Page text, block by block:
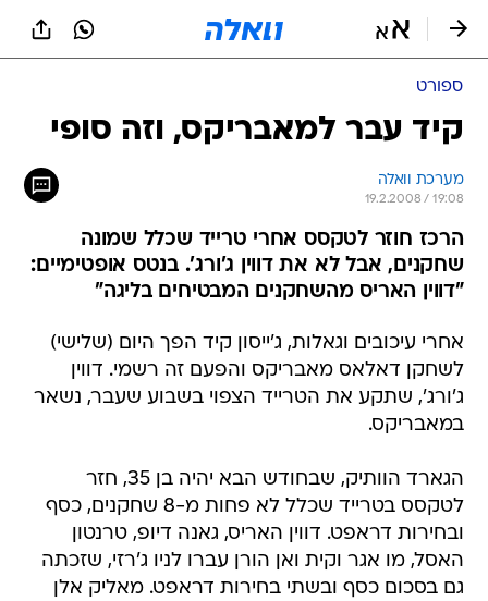
ספורט
קיד עבר למאבריקס, וזה סופי
מערכת וואלה
19.2.2008 / 19:08
הרכז חוזר לטקסס אחרי טרייד שכלל שמונה
שחקנים, אבל לא את דווין ג'ורג'. בנטס אופטימיים:
"דווין האריס מהשחקנים המבטיחים בליגה"
אחרי עיכובים וגאלות, ג'ייסון קיד הפך היום (שלישי)
לשחקן דאלאס מאבריקס והפעם זה רשמי. דווין
ג'ורג', שתקע את הטרייד הצפוי בשבוע שעבר, נשאר
במאבריקס.
הגארד הוותיק, שבחודש הבא יהיה בן 35, חזר
לטקסס בטרייד שכלל לא פחות מ-8 שחקנים, כסף
ובחירות דראפט. דווין האריס, גאנה דיופ, טרנטון
האסל, מו אגר וקית ואן הורן עברו לניו ג'רזי, שזכתה
גם בסכום כסף ובשתי בחירות דראפט. מאליק אלן